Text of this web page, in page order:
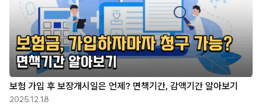
보험 가입 후 보장개시일은 언제? 면책기간, 감액기간 알아보기
2025.12.18